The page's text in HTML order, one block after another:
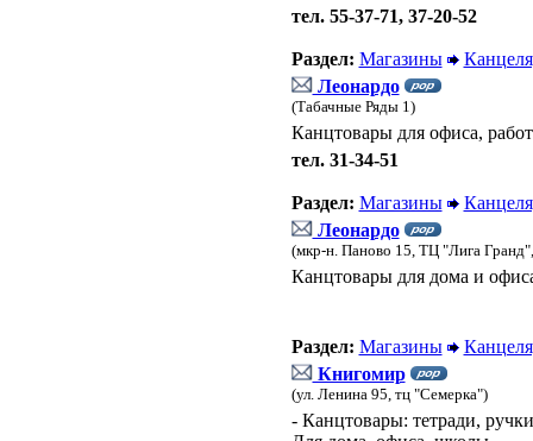
тел. 55-37-71, 37-20-52
Раздел: Магазины
Леонардо
(Табачные Ряды 1)
Канцтовары для офиса,
тел. 31-34-51
Раздел: Магазины
Леонардо
(мкр-н. Паново 15, ТЦ "Лига
Канцтовары для дома и
Раздел: Магазины
Книгомир
(ул. Ленина 95, тц "Семерка")
- Канцтовары: тетради,